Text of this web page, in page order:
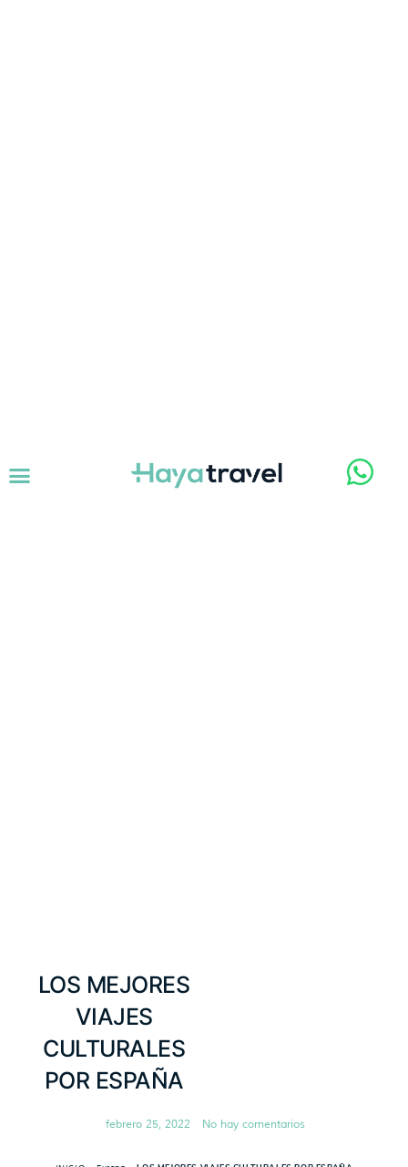
LOS MEJORES
VIAJES
CULTURALES
POR ESPAÑA
febrero 25, 2022 No hay comentarios